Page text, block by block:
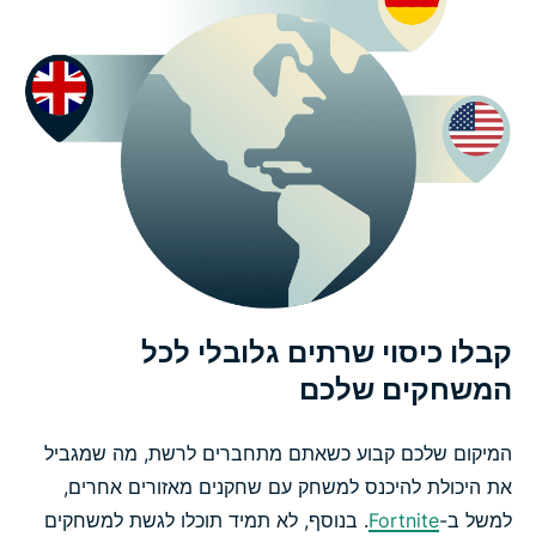
קבלו כיסוי שרתים גלובלי לכל
המשחקים שלכם
המיקום שלכם קבוע כשאתם מתחברים לרשת, מה שמגביל
את היכולת להיכנס למשחק עם שחקנים מאזורים אחרים,
למשל ב-Fortnite. בנוסף, לא תמיד תוכלו לגשת למשחקים